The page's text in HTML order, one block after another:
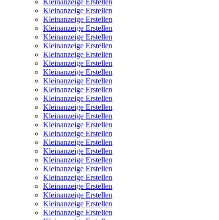
Kleinanzeige Erstellen
Kleinanzeige Erstellen
Kleinanzeige Erstellen
Kleinanzeige Erstellen
Kleinanzeige Erstellen
Kleinanzeige Erstellen
Kleinanzeige Erstellen
Kleinanzeige Erstellen
Kleinanzeige Erstellen
Kleinanzeige Erstellen
Kleinanzeige Erstellen
Kleinanzeige Erstellen
Kleinanzeige Erstellen
Kleinanzeige Erstellen
Kleinanzeige Erstellen
Kleinanzeige Erstellen
Kleinanzeige Erstellen
Kleinanzeige Erstellen
Kleinanzeige Erstellen
Kleinanzeige Erstellen
Kleinanzeige Erstellen
Kleinanzeige Erstellen
Kleinanzeige Erstellen
Kleinanzeige Erstellen